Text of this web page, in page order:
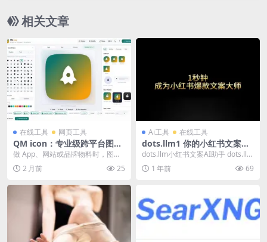
相关文章
在线工具 网页工具
QM icon：专业级跨平台图标
设计工作站，免注册纯浏览器
运行
做 App、网站或品牌物料时，图标
设计往往是最耗时的一环。找素
材、调颜色、改尺寸...
2 月前 25
Ai工具 在线工具
dots.llm1 你的小红书文案AI
助手
dots.llm小红书文案AI助手 dots.llm
开源小红书自研LLM 你的...
1 年前 69